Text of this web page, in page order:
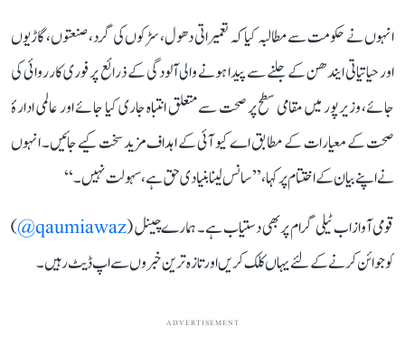
انہوں نے حکومت سے مطالبہ کیا کہ تعمیراتی دھول، سڑکوں کی گرد، صنعتوں، گاڑیوں
اور حیاتیاتی ایندھن کے جلنے سے پیدا ہونے والی آلودگی کے ذرائع پر فوری کارروائی کی
جائے، وزیرپور میں مقامی سطح پر صحت سے متعلق انتباہ جاری کیا جائے اور عالمی ادارۂ
صحت کے معیارات کے مطابق اے کیو آئی کے اہداف مزید سخت کیے جائیں۔ انہوں
نے اپنے بیان کے اختتام پر کہا، ’’سانس لینا بنیادی حق ہے، سہولت نہیں۔‘‘
قومی آواز اب ٹیلی گرام پر بھی دستیاب ہے۔ ہمارے چینل (qaumiawaz@
)
کو جوائن کرنے کے لئے یہاں کلک کریں اور تازہ ترین خبروں سے اپ ڈیٹ رہیں۔
ADVERTISEMENT